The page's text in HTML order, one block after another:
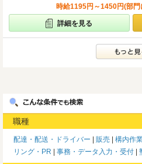
時給1195円～1450円(部門
詳細を見る
職種
配達・配送・ドライバー 販売 構内作
リング・PR
事務・データ入力・受付